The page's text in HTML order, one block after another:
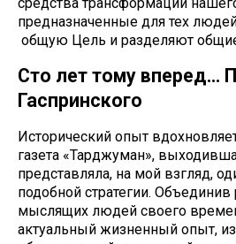
предназначенные для тех
общую Цель и разделяют
Сто лет тому вперед…
Гаспринского
Исторический опыт
газета «Тарджуман»,
представляла, на мой взгляд,
подобной стратегии.
мыслящих людей своего
актуальный жизненный опыт,